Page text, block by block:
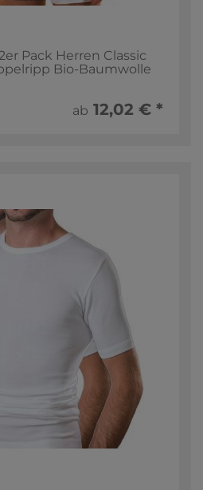
Pack Herren Classic
Bio-Baumwolle
ab 12,02 € *